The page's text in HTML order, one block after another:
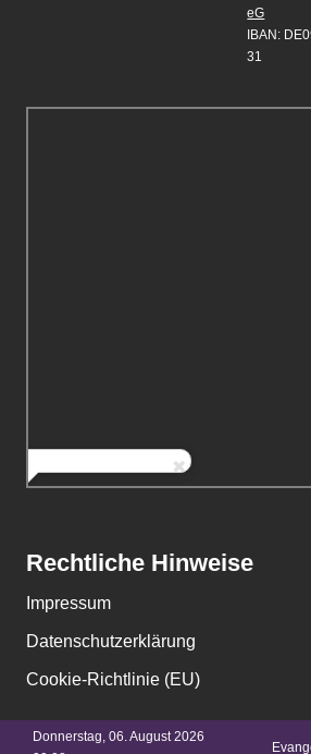
eG
IBAN:
31
Rechtliche Hinweise
Impressum
Datenschutzerklärung
Cookie-Richtlinie (EU)
Donnerstag, 06. August 2026